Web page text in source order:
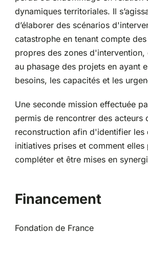
dynamiques territoriales. Il
d’élaborer des scénarios
catastrophe en tenant compte
propres des zones d'intervention,
au phasage des projets en ayant
besoins, les capacités et les
Une seconde mission effectuée
permis de rencontrer des acteurs
reconstruction afin d'identifier les
initiatives prises et comment elles
compléter et être mises en
Financement
Fondation de France